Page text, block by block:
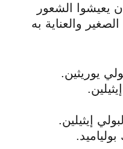
يعيشوا الشعور
والعناية به
إيثيلين